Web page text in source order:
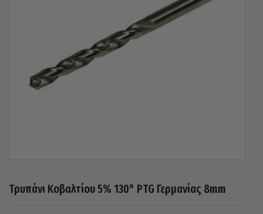
Τρυπάνι Κοβαλτίου 5% 130° PTG Γερμανίας 8mm